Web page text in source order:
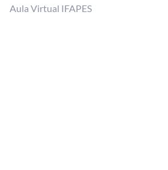
Aula Virtual IFAPES